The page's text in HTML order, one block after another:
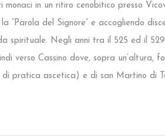
in un ritiro cenobitico presso
“Parola del Signore” e accogliendo
spirituale. Negli anni tra il 525 ed il
verso Cassino dove, sopra un’altura,
pratica ascetica) e di san Martino di